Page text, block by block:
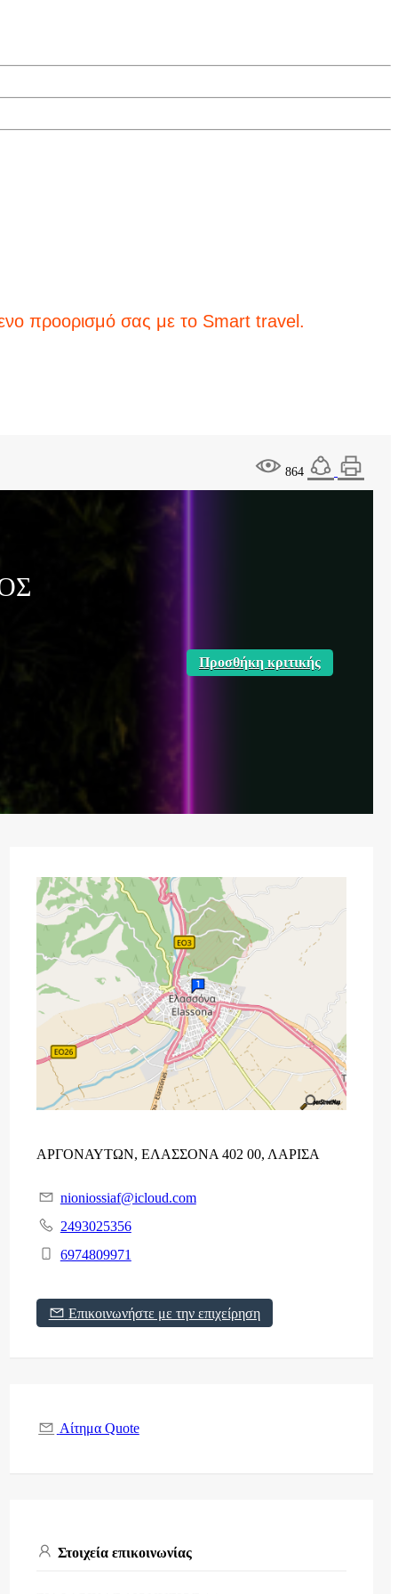
σας με το Smart travel.
864
Προσθήκη κριτικής
ΑΡΓΟΝΑΥΤΩΝ, ΕΛΑΣΣΟΝΑ 402 00, ΛΑΡΙΣΑ
nioniossiaf@icloud.com
2493025356
6974809971
Επικοινωνήστε με την επιχείρηση
Αίτημα Quote
Στοιχεία επικοινωνίας